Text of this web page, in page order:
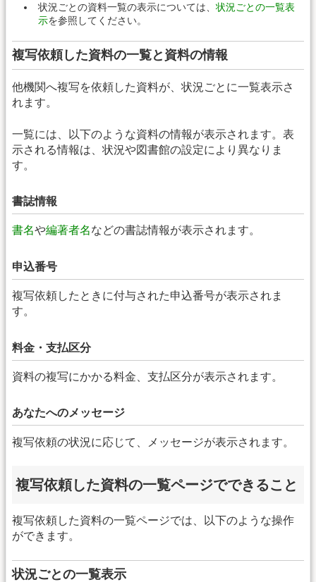
状況ごとの資料一覧の表示については、 状況ごとの一覧表
示を参照してください。
複写依頼した資料の一覧と資料の情報
他機関へ複写を依頼した資料が、状況ごとに一覧表示さ
れます。
一覧には、以下のような資料の情報が表示されます。表
示される情報は、状況や図書館の設定により異なりま
す。
書誌情報
書名や編著者名などの書誌情報が表示されます。
申込番号
複写依頼したときに付与された申込番号が表示されま
す。
料金・支払区分
資料の複写にかかる料金、支払区分が表示されます。
あなたへのメッセージ
複写依頼の状況に応じて、メッセージが表示されます。
複写依頼した資料の一覧ページでできること
複写依頼した資料の一覧ページでは、以下のような操作
ができます。
状況ごとの一覧表示